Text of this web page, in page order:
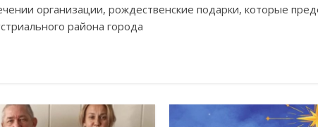
организации, рождественские подарки, которые
района города